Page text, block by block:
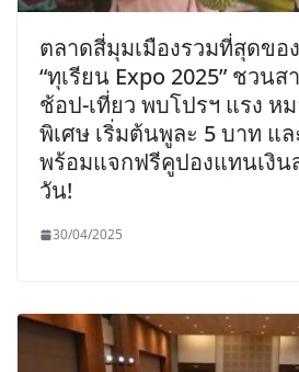
ตลาดสี่มุมเมืองรวมที่สุดขอ
“ทุเรียน Expo 2025” ชวน
ช้อป-เที่ยว พบโปรฯ แรง ห
พิเศษ เริ่มต้นพูละ 5 บาท แ
พร้อมแจกฟรีคูปองแทนเงิน
วัน!
30/04/2025